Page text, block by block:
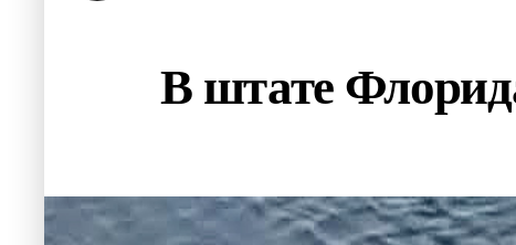
В штате